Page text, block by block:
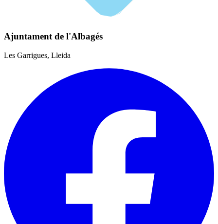
Ajuntament de l'Albagés
Les Garrigues, Lleida